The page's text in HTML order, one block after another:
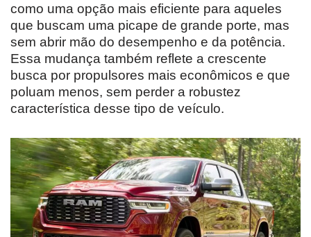
como uma opção mais eficiente para aqueles
que buscam uma picape de grande porte, mas
sem abrir mão do desempenho e da potência.
Essa mudança também reflete a crescente
busca por propulsores mais econômicos e que
poluam menos, sem perder a robustez
característica desse tipo de veículo.